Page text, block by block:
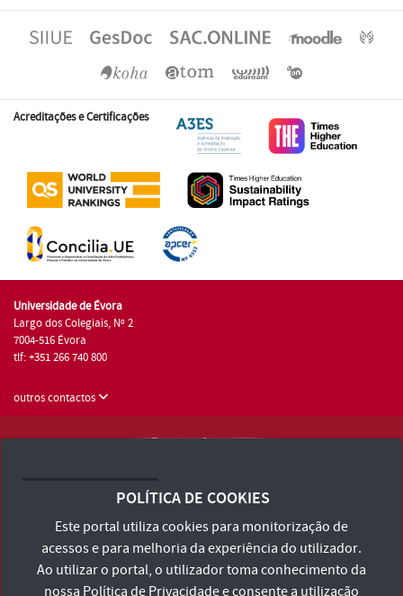
Acreditações e Certificações
Universidade de Évora
Largo dos Colegiais, Nº 2
7004-516 Évora
tlf: +351 266 740 800
outros contactos
Consulte os Termos e Condições e Política de Privacidade
Declaração de Acessibilidade
POLÍTICA DE COOKIES
Este portal utiliza cookies para monitorização de
acessos e para melhoria da experiência do utilizador.
Ao utilizar o portal, o utilizador toma conhecimento da
nossa Política de Privacidadee consente a utilização